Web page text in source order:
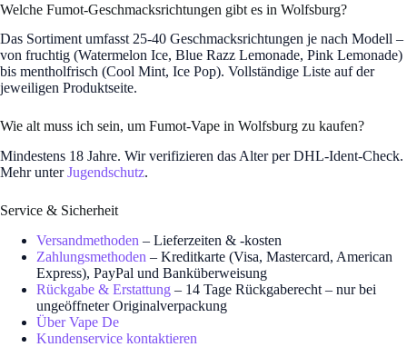
Welche Fumot-Geschmacksrichtungen gibt es in Wolfsburg?
Das Sortiment umfasst 25-40 Geschmacksrichtungen je nach Modell –
von fruchtig (Watermelon Ice, Blue Razz Lemonade, Pink Lemonade)
bis mentholfrisch (Cool Mint, Ice Pop). Vollständige Liste auf der
jeweiligen Produktseite.
Wie alt muss ich sein, um Fumot-Vape in Wolfsburg zu kaufen?
Mindestens 18 Jahre. Wir verifizieren das Alter per DHL-Ident-Check.
Mehr unterJugendschutz.
Service & Sicherheit
Versandmethoden – Lieferzeiten & -kosten
Zahlungsmethoden – Kreditkarte (Visa, Mastercard, American
Express), PayPal und Banküberweisung
Rückgabe & Erstattung – 14 Tage Rückgaberecht – nur bei
ungeöffneter Originalverpackung
Über Vape De
Kundenservice kontaktieren